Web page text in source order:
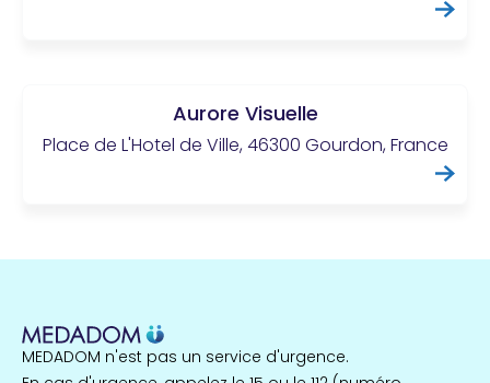
Aurore Visuelle
Place de L'Hotel de Ville, 46300 Gourdon, France
MEDADOM n'est pas un service d'urgence.